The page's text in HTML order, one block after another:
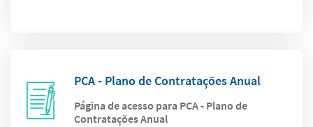
PCA - Plano de Contratações Anual
Página de acesso para PCA - Plano de
Contratações Anual